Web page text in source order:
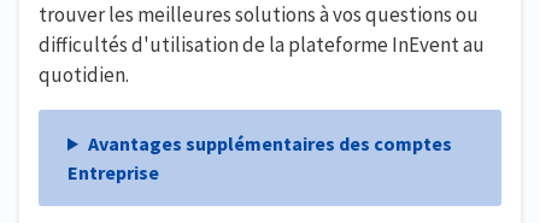
trouver les meilleures solutions à vos questions ou
difficultés d'utilisation de la plateforme InEvent au
quotidien.
Avantages supplémentaires des comptes
Entreprise